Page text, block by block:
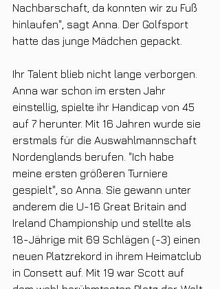
Nachbarschaft, da konnten wir zu Fuß
hinlaufen", sagt Anna. Der Golfsport
hatte das junge Mädchen gepackt.
Ihr Talent blieb nicht lange verborgen.
Anna war schon im ersten Jahr
einstellig, spielte ihr Handicap von 45
auf 7 herunter. Mit 16 Jahren wurde sie
erstmals für die Auswahlmannschaft
Nordenglands berufen. "Ich habe
meine ersten größeren Turniere
gespielt", so Anna. Sie gewann unter
anderem die U-16 Great Britain and
Ireland Championship und stellte als
18-Jährige mit 69 Schlägen (-3) einen
neuen Platzrekord in ihrem Heimatclub
in Consett auf. Mit 19 war Scott auf